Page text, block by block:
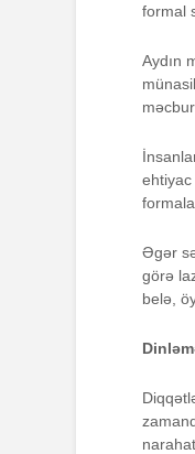
formal
Aydın
ehtiyac
Əgər
görə
belə,